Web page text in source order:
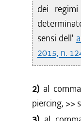
dei
sensi dell'
2015, n.
2) al
piercing, >>